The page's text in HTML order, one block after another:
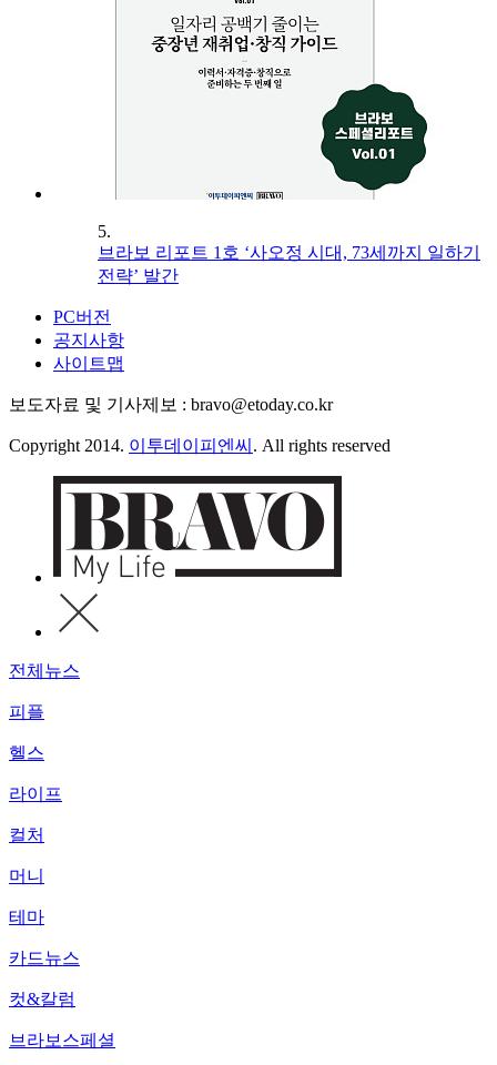
5.
브라보 리포트 1호 ‘사오정 시대, 73세까지 일하기
전략’ 발간
PC버전
공지사항
사이트맵
보도자료 및 기사제보 : bravo@etoday.co.kr
Copyright 2014. 이투데이피엔씨 . All rights reserved
전체뉴스
피플
헬스
라이프
컬처
머니
테마
카드뉴스
컷&칼럼
브라보스페셜